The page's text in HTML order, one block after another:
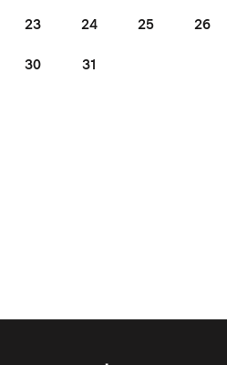
23 24 25 26
30 31